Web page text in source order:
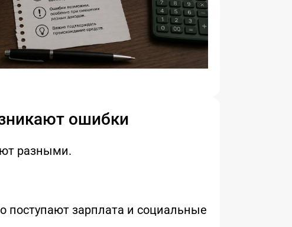
ошибки
разными.
поступают зарплата и социальные